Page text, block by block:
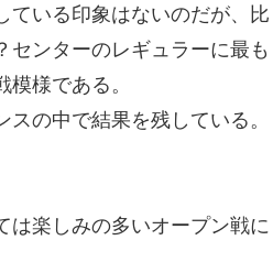
ている印象はないのだが、比
センターのレギュラーに最も
様である。
の中で結果を残している。
は楽しみの多いオープン戦に